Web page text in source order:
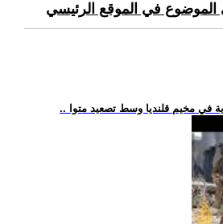
الموضوع في الموقع الرئيسي
في مخيم قلنديا وسط تصعيد متوا